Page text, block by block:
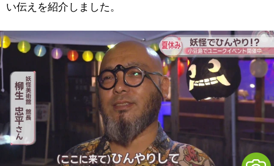
い伝えを紹介しました。